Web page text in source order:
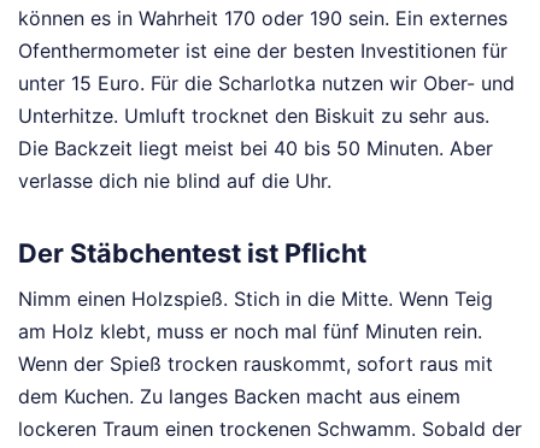
können es in Wahrheit 170 oder 190 sein. Ein externes
Ofenthermometer ist eine der besten Investitionen für
unter 15 Euro. Für die Scharlotka nutzen wir Ober- und
Unterhitze. Umluft trocknet den Biskuit zu sehr aus.
Die Backzeit liegt meist bei 40 bis 50 Minuten. Aber
verlasse dich nie blind auf die Uhr.
Der Stäbchentest ist Pflicht
Nimm einen Holzspieß. Stich in die Mitte. Wenn Teig
am Holz klebt, muss er noch mal fünf Minuten rein.
Wenn der Spieß trocken rauskommt, sofort raus mit
dem Kuchen. Zu langes Backen macht aus einem
lockeren Traum einen trockenen Schwamm. Sobald der